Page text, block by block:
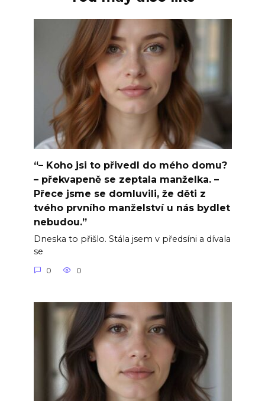
“– Koho jsi to přivedl do mého domu?
– překvapeně se zeptala manželka. –
Přece jsme se domluvili, že děti z
tvého prvního manželství u nás bydlet
nebudou.”
Dneska to přišlo. Stála jsem v předsíni a dívala
se
0 0